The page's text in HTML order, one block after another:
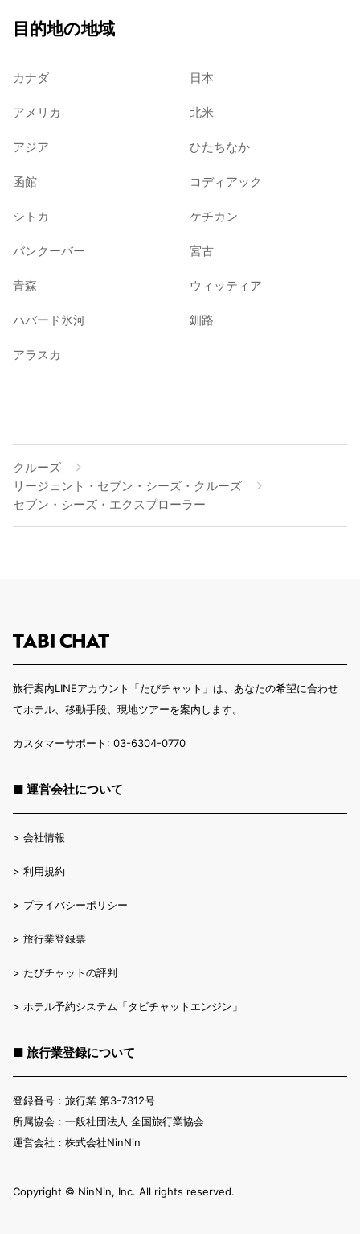
目的地の地域
カナダ 日本
アメリカ 北米
アジア ひたちなか
函館 コディアック
シトカ ケチカン
バンクーバー 宮古
青森 ウィッティア
ハバード氷河 釧路
アラスカ
クルーズ
リージェント・セブン・シーズ・クルーズ
セブン・シーズ・エクスプローラー
旅行案内LINEアカウント「たびチャット」は、あなたの希望に合わせ
てホテル、移動手段、現地ツアーを案内します。
カスタマーサポート: 03-6304-0770
■ 運営会社について
> 会社情報
> 利用規約
> プライバシーポリシー
> 旅行業登録票
> たびチャットの評判
> ホテル予約システム「タビチャットエンジン」
■ 旅行業登録について
登録番号：旅行業 第3-7312号
所属協会：一般社団法人 全国旅行業協会
運営会社：株式会社NinNin
Copyright ©︎ NinNin, Inc. All rights reserved.